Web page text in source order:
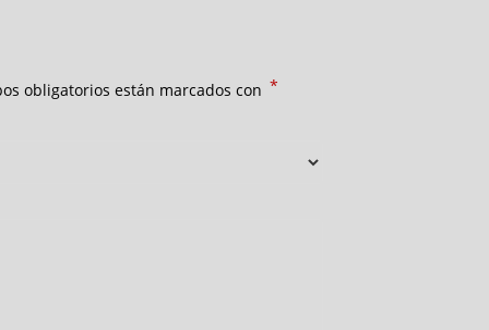
obligatorios están marcados con *